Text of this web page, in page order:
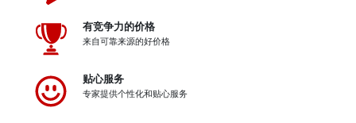
有竞争力的价格
来自可靠来源的好价格
贴心服务
专家提供个性化和贴心服务